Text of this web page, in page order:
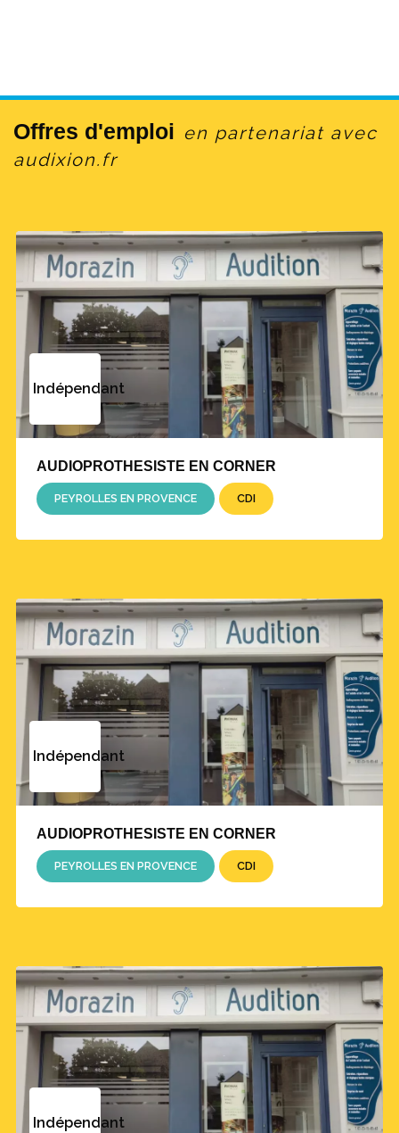
Offres d'emploi en partenariat avec
audixion.fr
Indépendant
AUDIOPROTHESISTE EN CORNER
PEYROLLES EN PROVENCE CDI
Indépendant
AUDIOPROTHESISTE EN CORNER
PEYROLLES EN PROVENCE CDI
Indépendant